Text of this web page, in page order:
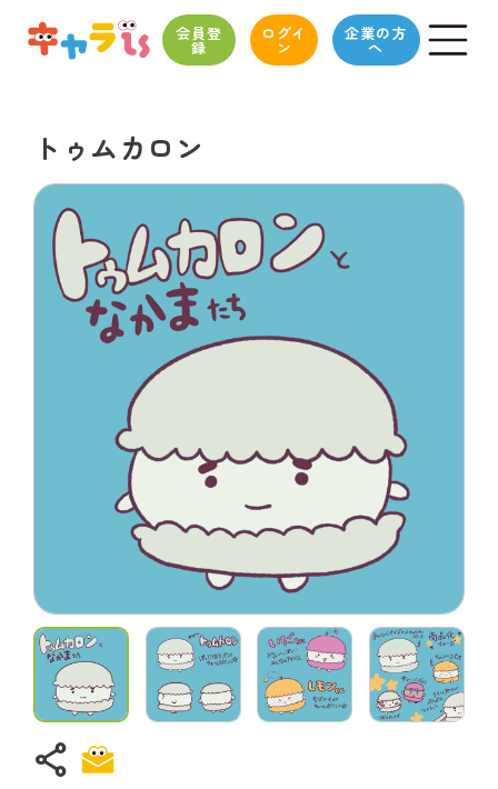
会員登
録
ログイ
ン
企業の方
へ
トゥムカロン
share